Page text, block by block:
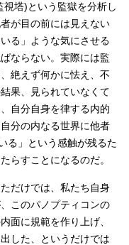
塔)という監獄を分析し
が目の前には見えない
る」ような気にさせる
ならない。実際には監
絶えず何かに怯え、不
果、見られていなくて
自分自身を律する内的
分の内なる世界に他者
る」という感触が残るた
らすことになるのだ。
だけでは、私たち自身
このパノプティコンの
面に規範を作り上げ、
した、というだけでは